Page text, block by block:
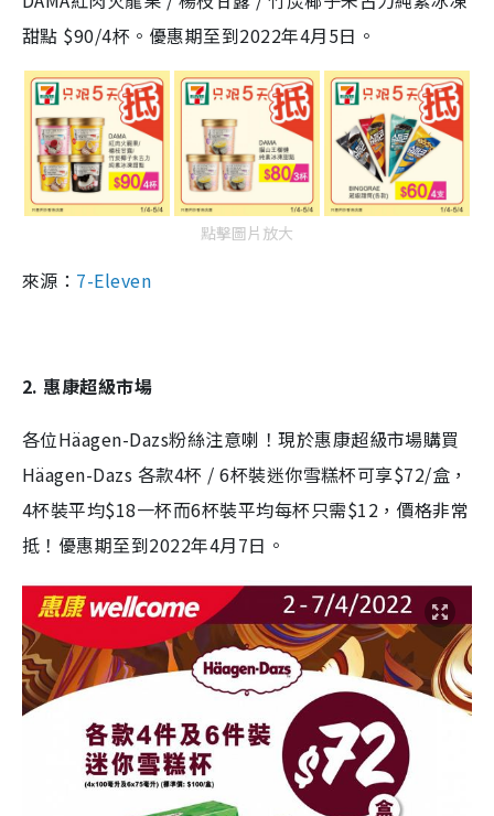
甜點 $90/4杯。優惠期至到2022年4月5日。
點擊圖片放大
來源： 7-Eleven
2. 惠康超級市場
各位Häagen-Dazs粉絲注意喇！現於惠康超級市場購買
Häagen-Dazs 各款4杯 / 6杯裝迷你雪糕杯可享$72/盒，
4杯裝平均$18一杯而6杯裝平均每杯只需$12，價格非常
抵！優惠期至到2022年4月7日。